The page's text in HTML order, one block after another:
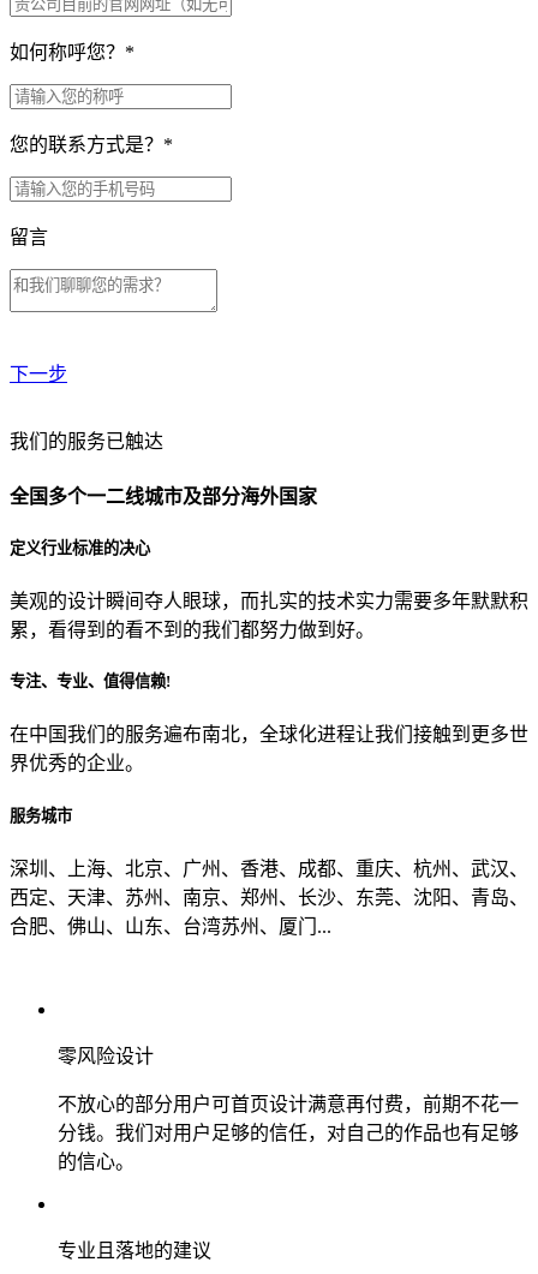
如何称呼您？ *
您的联系方式是？ *
留言
下一步
贵公司预算范围是？
贵公司的团队规模是？
目前主要的营销渠道是？
我们的服务已触达
全国多个一二线城市及部分海外国家
定义行业标准的决心
美观的设计瞬间夺人眼球，而扎实的技术实力需要多年默默积
累，看得到的看不到的我们都努力做到好。
专注、专业、值得信赖!
在中国我们的服务遍布南北，全球化进程让我们接触到更多世
界优秀的企业。
服务城市
深圳、上海、北京、广州、香港、成都、重庆、杭州、武汉、
西定、天津、苏州、南京、郑州、长沙、东莞、沈阳、青岛、
合肥、佛山、山东、台湾苏州、厦门...
零风险设计
不放心的部分用户可首页设计满意再付费，前期不花一
分钱。我们对用户足够的信任，对自己的作品也有足够
的信心。
专业且落地的建议